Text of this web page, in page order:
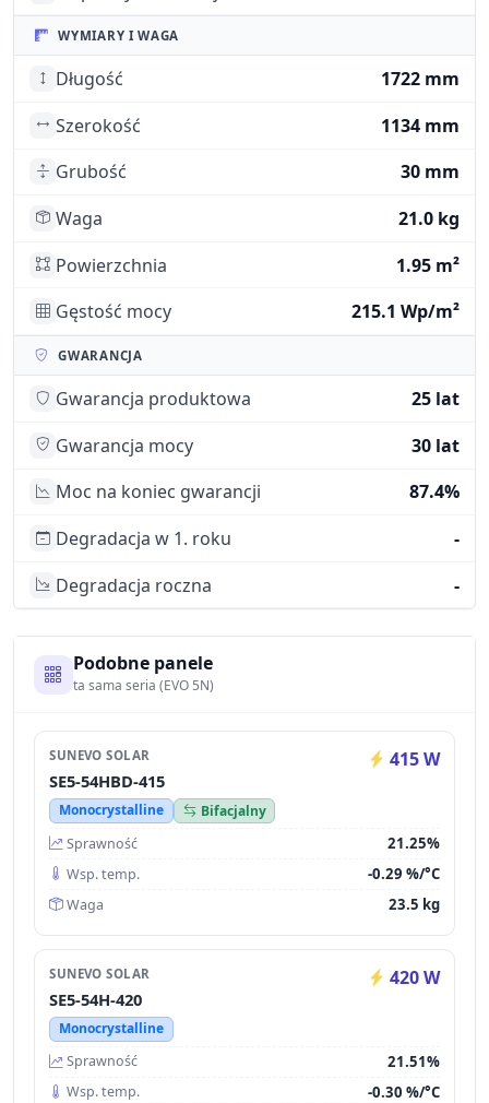
WYMIARY I WAGA
Długość
1722 mm
Szerokość
1134 mm
Grubość
30 mm
Waga
21.0 kg
Powierzchnia
1.95 m²
Gęstość mocy
215.1 Wp/m²
GWARANCJA
Gwarancja produktowa
25 lat
Gwarancja mocy
30 lat
Moc na koniec gwarancji
87.4%
Degradacja w 1. roku
-
Degradacja roczna
-
Podobne panele
ta sama seria (EVO 5N)
SUNEVO SOLAR 415 W
SE5-54HBD-415
Monocrystalline
Bifacjalny
Sprawność
21.25%
Wsp. temp. -0.29 %/°C
Waga 23.5 kg
SUNEVO SOLAR 420 W
SE5-54H-420
Monocrystalline
Sprawność
21.51%
Wsp. temp. -0.30 %/°C